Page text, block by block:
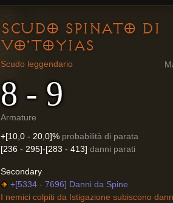
SCUDO SPINATO DI
VO'TOYIAS
Scudo leggendario
8 - 9
Armature
+[10,0 - 20,0]% probabilità di parata
[236 - 295]-[283 - 413] danni parati
Secondary
+[5334 - 7696] Danni da Spine
I nemici colpiti da Istigazione subiscono